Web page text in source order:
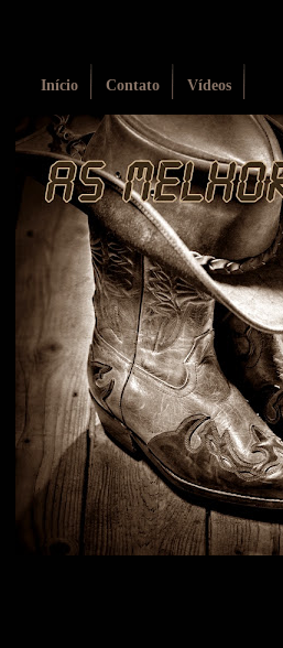
Início Contato Vídeos